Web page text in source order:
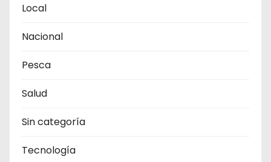
Local
Nacional
Pesca
Salud
Sin categoría
Tecnología